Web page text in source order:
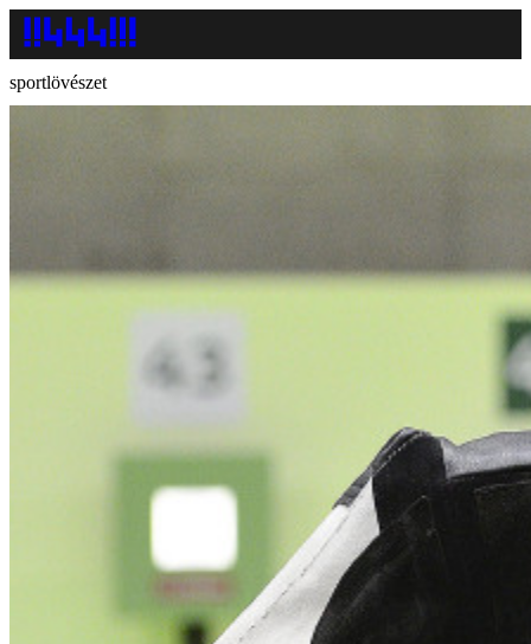
sportlövészet